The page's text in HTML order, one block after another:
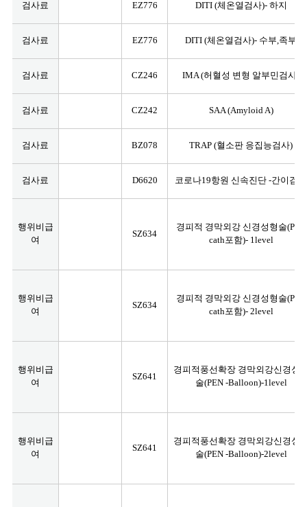
검사료 EZ776 DITI (체온열검사)- 하지
검사료 EZ776 DITI (체온열검사)- 수부,족부
검사료 CZ246 IMA (허혈성 변형 알부민검사)
검사료 CZ242 SAA (Amyloid A)
검사료 BZ078 TRAP (혈소판 응집능검사)
검사료 D6620 코로나19항원 신속진단 -간이검사
행위비급
여
SZ634
경피적 경막외강 신경성형술(PEN
cath포함)- 1level
행위비급
여
SZ634
경피적 경막외강 신경성형술(PEN
cath포함)- 2level
행위비급
여
SZ641
경피적풍선확장 경막외강신경성
술(PEN -Balloon)-1level
행위비급
여
SZ641
경피적풍선확장 경막외강신경성
술(PEN -Balloon)-2level